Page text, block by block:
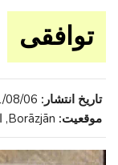
توافقی
تاریخ انتشار: 08/06
موقعیت: Borāzjān, استان بوشهر , ایران